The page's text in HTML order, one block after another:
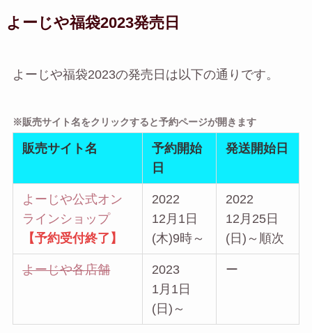
よーじや福袋2023発売日
よーじや福袋2023の発売日は以下の通りです。
※販売サイト名をクリックすると予約ページが開きます
販売サイト名
予約開始
日
発送開始日
よーじや公式オン
ラインショップ
【予約受付終了】
2022
12月1日
(木)9時～
2022
12月25日
(日)～順次
よーじや各店舗
2023
1月1日
(日)～
ー